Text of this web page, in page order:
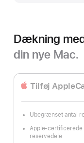
Dækning
din nye Mac.
Tilføj
Ubegrænset antal
Fodnote
Apple-certificerede
reservedele